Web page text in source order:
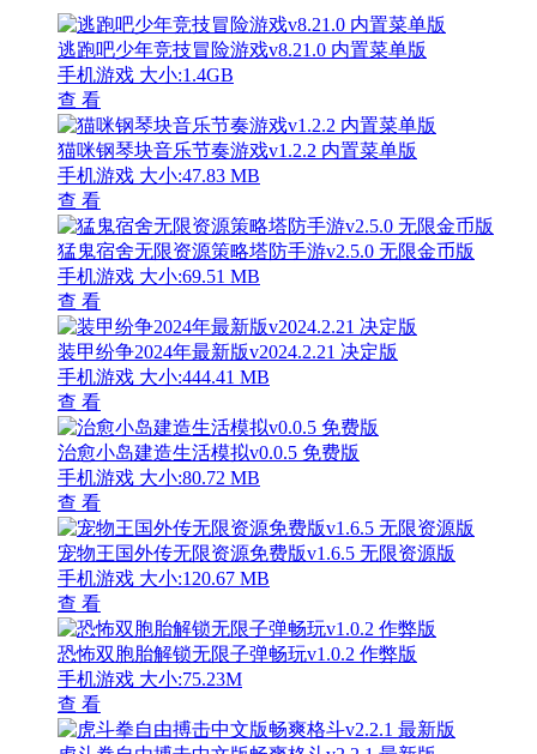
逃跑吧少年竞技冒险游戏v8.21.0 内置菜单版
手机游戏 大小:1.4GB
查 看
猫咪钢琴块音乐节奏游戏v1.2.2 内置菜单版
手机游戏 大小:47.83 MB
查 看
猛鬼宿舍无限资源策略塔防手游v2.5.0 无限金币版
手机游戏 大小:69.51 MB
查 看
装甲纷争2024年最新版v2024.2.21 决定版
手机游戏 大小:444.41 MB
查 看
治愈小岛建造生活模拟v0.0.5 免费版
手机游戏 大小:80.72 MB
查 看
宠物王国外传无限资源免费版v1.6.5 无限资源版
手机游戏 大小:120.67 MB
查 看
恐怖双胞胎解锁无限子弹畅玩v1.0.2 作弊版
手机游戏 大小:75.23M
查 看